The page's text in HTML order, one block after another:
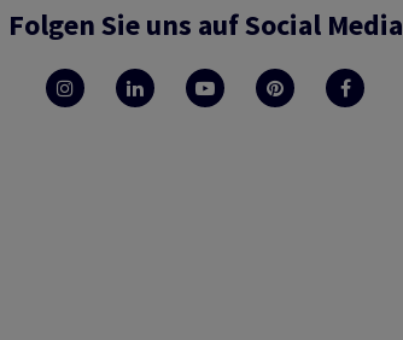
Folgen Sie uns auf Social Media